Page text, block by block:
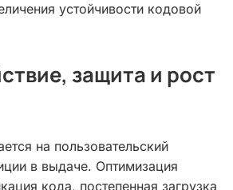
устойчивости кодовой
защита и рост
на пользовательский
в выдаче. Оптимизация
кода, постепенная загрузка